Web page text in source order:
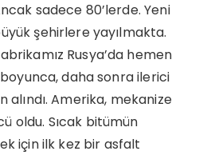
sadece 80’lerde. Yeni
şehirlere yayılmakta.
Rusya’da hemen
daha sonra ilerici
alındı. Amerika, mekanize
oldu. Sıcak bitümün
için ilk kez bir asfalt